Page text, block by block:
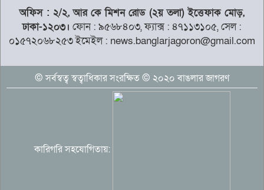
‘গণভোটের অধিকার জনগণের কাছ থেকে
ছিনিয়ে নিয়েছে সরকার’
ডাকা হচ্ছে সংসদের বিশেষ অধিবেশন
চুরি হতাশায় ভুক্তভোগী
অফিস : ২/২, আর কে মিশন রোড (২য় তলা) ইত্তেফাক মোড়,
ঢাকা-১২০৩। ফোন : ৯৫৬৮৪০৩, ফ্যাক্স : ৪৭১১৩১০৫, সেল :
০১৫৭২০৬৮২৫৩ ইমেইল : news.banglarjagoron@gmail.com
© সর্বস্বত্ব স্বত্বাধিকার সংরক্ষিত © ২০২০ বাঙলার জাগরণ
কারিগরি সহযোগিতায়: